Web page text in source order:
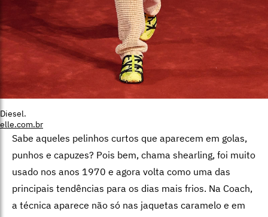
Diesel.
elle.com.br
Sabe aqueles pelinhos curtos que aparecem em golas,
punhos e capuzes? Pois bem, chama shearling, foi muito
usado nos anos 1970 e agora volta como uma das
principais tendências para os dias mais frios. Na Coach,
a técnica aparece não só nas jaquetas caramelo e em